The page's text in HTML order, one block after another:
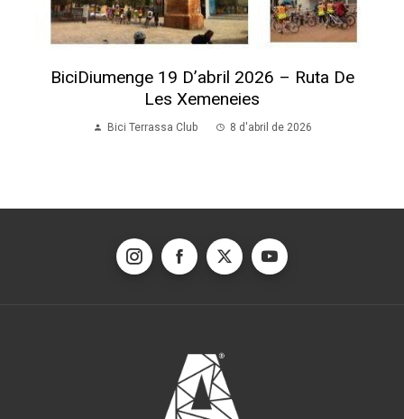
BiciDiumenge 19 D’abril 2026 – Ruta De
Les Xemeneies
Bici Terrassa Club 8 d'abril de 2026